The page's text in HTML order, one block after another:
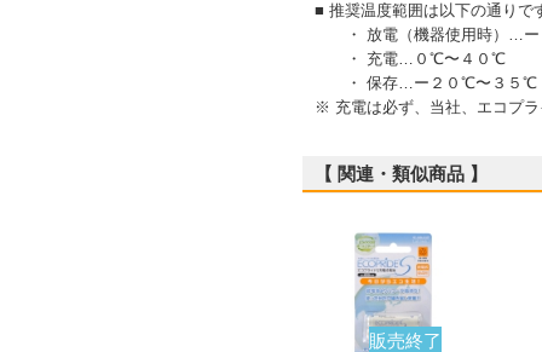
■ 推奨温度範囲は以下の通りで
・ 放電（機器使用時）…
・ 充電…０℃〜４０℃
・ 保存…ー２０℃〜３５℃
※ 充電は必ず、当社、エコプ
【 関連・類似商品 】
販売終了